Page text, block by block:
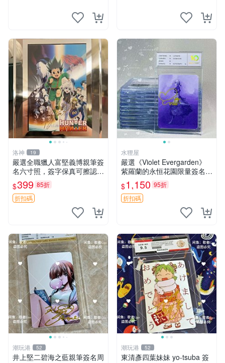
洛神 19
嚴選全職獵人富堅義博親筆簽
名六寸照，簽字保真可擦認，
全新收藏好物，限量發售 全
職獵人 富堅義博 簽名照片
$399 85折
折扣碼
水狸屋
嚴選《Violet Evergarden》
紫羅蘭的永恒花園限量簽名
卡，3寸帶原裝卡磚 日本中古
收藏推薦 薇爾莉特 曜佳奈 筆
記本
$1,150 95折
折扣碼
潮玩港 52
井上堅二碧海之藍親筆簽名周
潮玩港 52
東清彥四葉妹妹 yo-tsuba 簽